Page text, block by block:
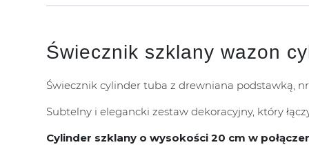
Świecznik szklany wazon
Świecznik cylinder tuba z drewniana podstawką, nr
Subtelny i elegancki zestaw dekoracyjny, który
Cylinder szklany o wysokości 20 cm w